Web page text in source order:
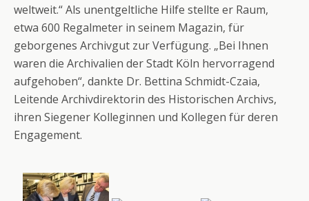
weltweit.“ Als unentgeltliche Hilfe stellte er Raum,
etwa 600 Regalmeter in seinem Magazin, für
geborgenes Archivgut zur Verfügung. „Bei Ihnen
waren die Archivalien der Stadt Köln hervorragend
aufgehoben“, dankte Dr. Bettina Schmidt-Czaia,
Leitende Archivdirektorin des Historischen Archivs,
ihren Siegener Kolleginnen und Kollegen für deren
Engagement.